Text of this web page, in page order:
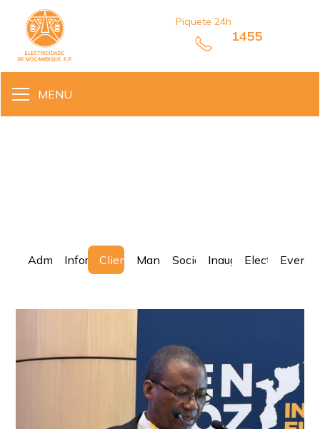
Piquete 24h
1455
MENU
Administração
Informativa
ClienteManutenção
Social InauguraçõesElectrificação